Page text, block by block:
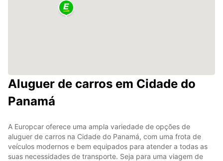
Aluguer de carros em Cidade do
Panamá
A Europcar oferece uma ampla variedade de opções de
aluguer de carros na Cidade do Panamá, com uma frota de
veículos modernos e bem equipados para atender a todas as
suas necessidades de transporte. Seja para uma viagem de